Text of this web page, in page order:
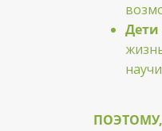
Дети